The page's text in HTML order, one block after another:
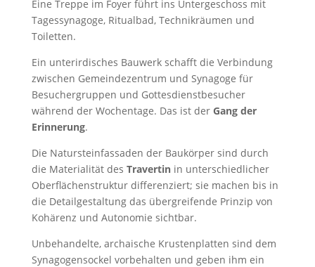
Eine Treppe im Foyer führt ins Untergeschoss mit
Tagessynagoge, Ritualbad, Technikräumen und
Toiletten.
Ein unterirdisches Bauwerk schafft die Verbindung
zwischen Gemeindezentrum und Synagoge für
Besuchergruppen und Gottesdienstbesucher
während der Wochentage. Das ist der Gang der
Erinnerung.
Die Natursteinfassaden der Baukörper sind durch
die Materialität des Travertinin unterschiedlicher
Oberflächenstruktur differenziert; sie machen bis in
die Detailgestaltung das übergreifende Prinzip von
Kohärenz und Autonomie sichtbar.
Unbehandelte, archaische Krustenplatten sind dem
Synagogensockel vorbehalten und geben ihm ein